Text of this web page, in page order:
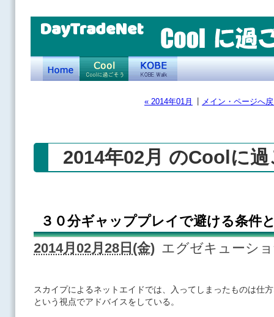
DayTradeNet
« 2014年01月 メイン・ページへ
2014年02月 のCoolに
３０分ギャッププレイで避ける条件
2014月02月28日(金) エグゼキューシ
スカイプによるネットエイドでは、入ってしまったものは仕
という視点でアドバイスをしている。